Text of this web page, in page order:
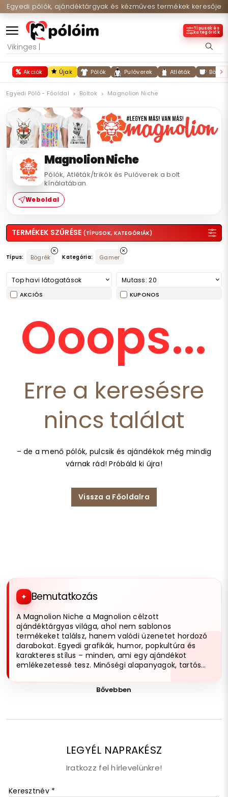
Egyedi pólók, ajándéktárgyak és kézműves termékek keresője
Típusok és
kategóriák
Akciók Újak Pólók Pulóverek Atléták
Egyedi Póló - Főoldal Boltok Magnolion Niche
Magnolion Niche
Pólók, Atléták/trikók és Pulóverek a bolt
kínálatában.
Weboldal
Bemutatkozás
A Magnolion Niche a Magnolion célzott
ajándéktárgyas világa, ahol nem sablonos
termékeket találsz, hanem valódi üzenetet hordozó
darabokat. Egyedi grafikák, humor, popkultúra és
karakteres stílus – minden, ami egy ajándékot
emlékezetessé tesz. Minőségi alapanyagok, tartós
Ha nem basic ajándékot keresel, jó helyen jársz.
Bővebben
TERMÉKEK SZŰRÉSE (TÍPUSOK, KATEGÓRIÁK)
Típus: Bögrék Kategória: Gamer
Top havi látogatások Mutass: 20
AKCIÓS KUPONOS
Ooops...
Erre a keresésre
nincs találat
– de a menő pólók, pulcsik és ajándékok még mindig
várnak rád! Próbáld ki újra!
Vissza a Főoldalra
LEGYÉL NAPRAKÉSZ
Iratkozz fel hírlevelünkre!
Keresztnév *